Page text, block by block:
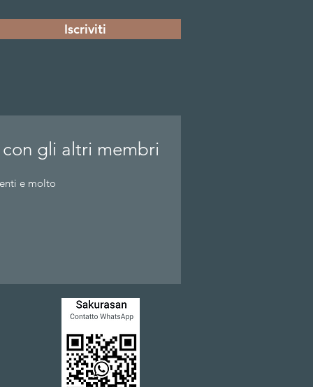
Iscriviti
gli altri membri
e molto